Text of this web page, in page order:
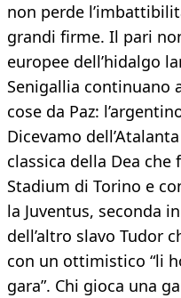
non perde
grandi firme. Il pari
europee dell’hidalgo
Senigallia continuano
cose da Paz:
Dicevamo
classica della Dea che
Stadium di Torino e
la Juventus, seconda
dell’altro slavo Tudor
con un ottimistico “li
gara”. Chi gioca una